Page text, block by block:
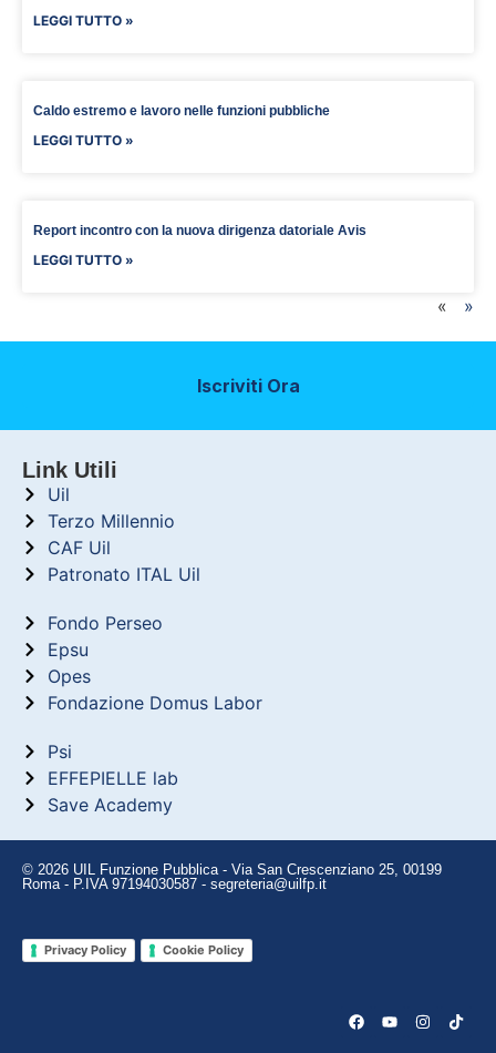
LEGGI TUTTO »
Caldo estremo e lavoro nelle funzioni pubbliche
LEGGI TUTTO »
Report incontro con la nuova dirigenza datoriale Avis
LEGGI TUTTO »
« »
Iscriviti Ora
Link Utili
Uil
Terzo Millennio
CAF Uil
Patronato ITAL Uil
Fondo Perseo
Epsu
Opes
Fondazione Domus Labor
Psi
EFFEPIELLE lab
Save Academy
© 2026 UIL Funzione Pubblica - Via San Crescenziano 25, 00199
Roma - P.IVA 97194030587 - segreteria@uilfp.it
Privacy Policy Cookie Policy